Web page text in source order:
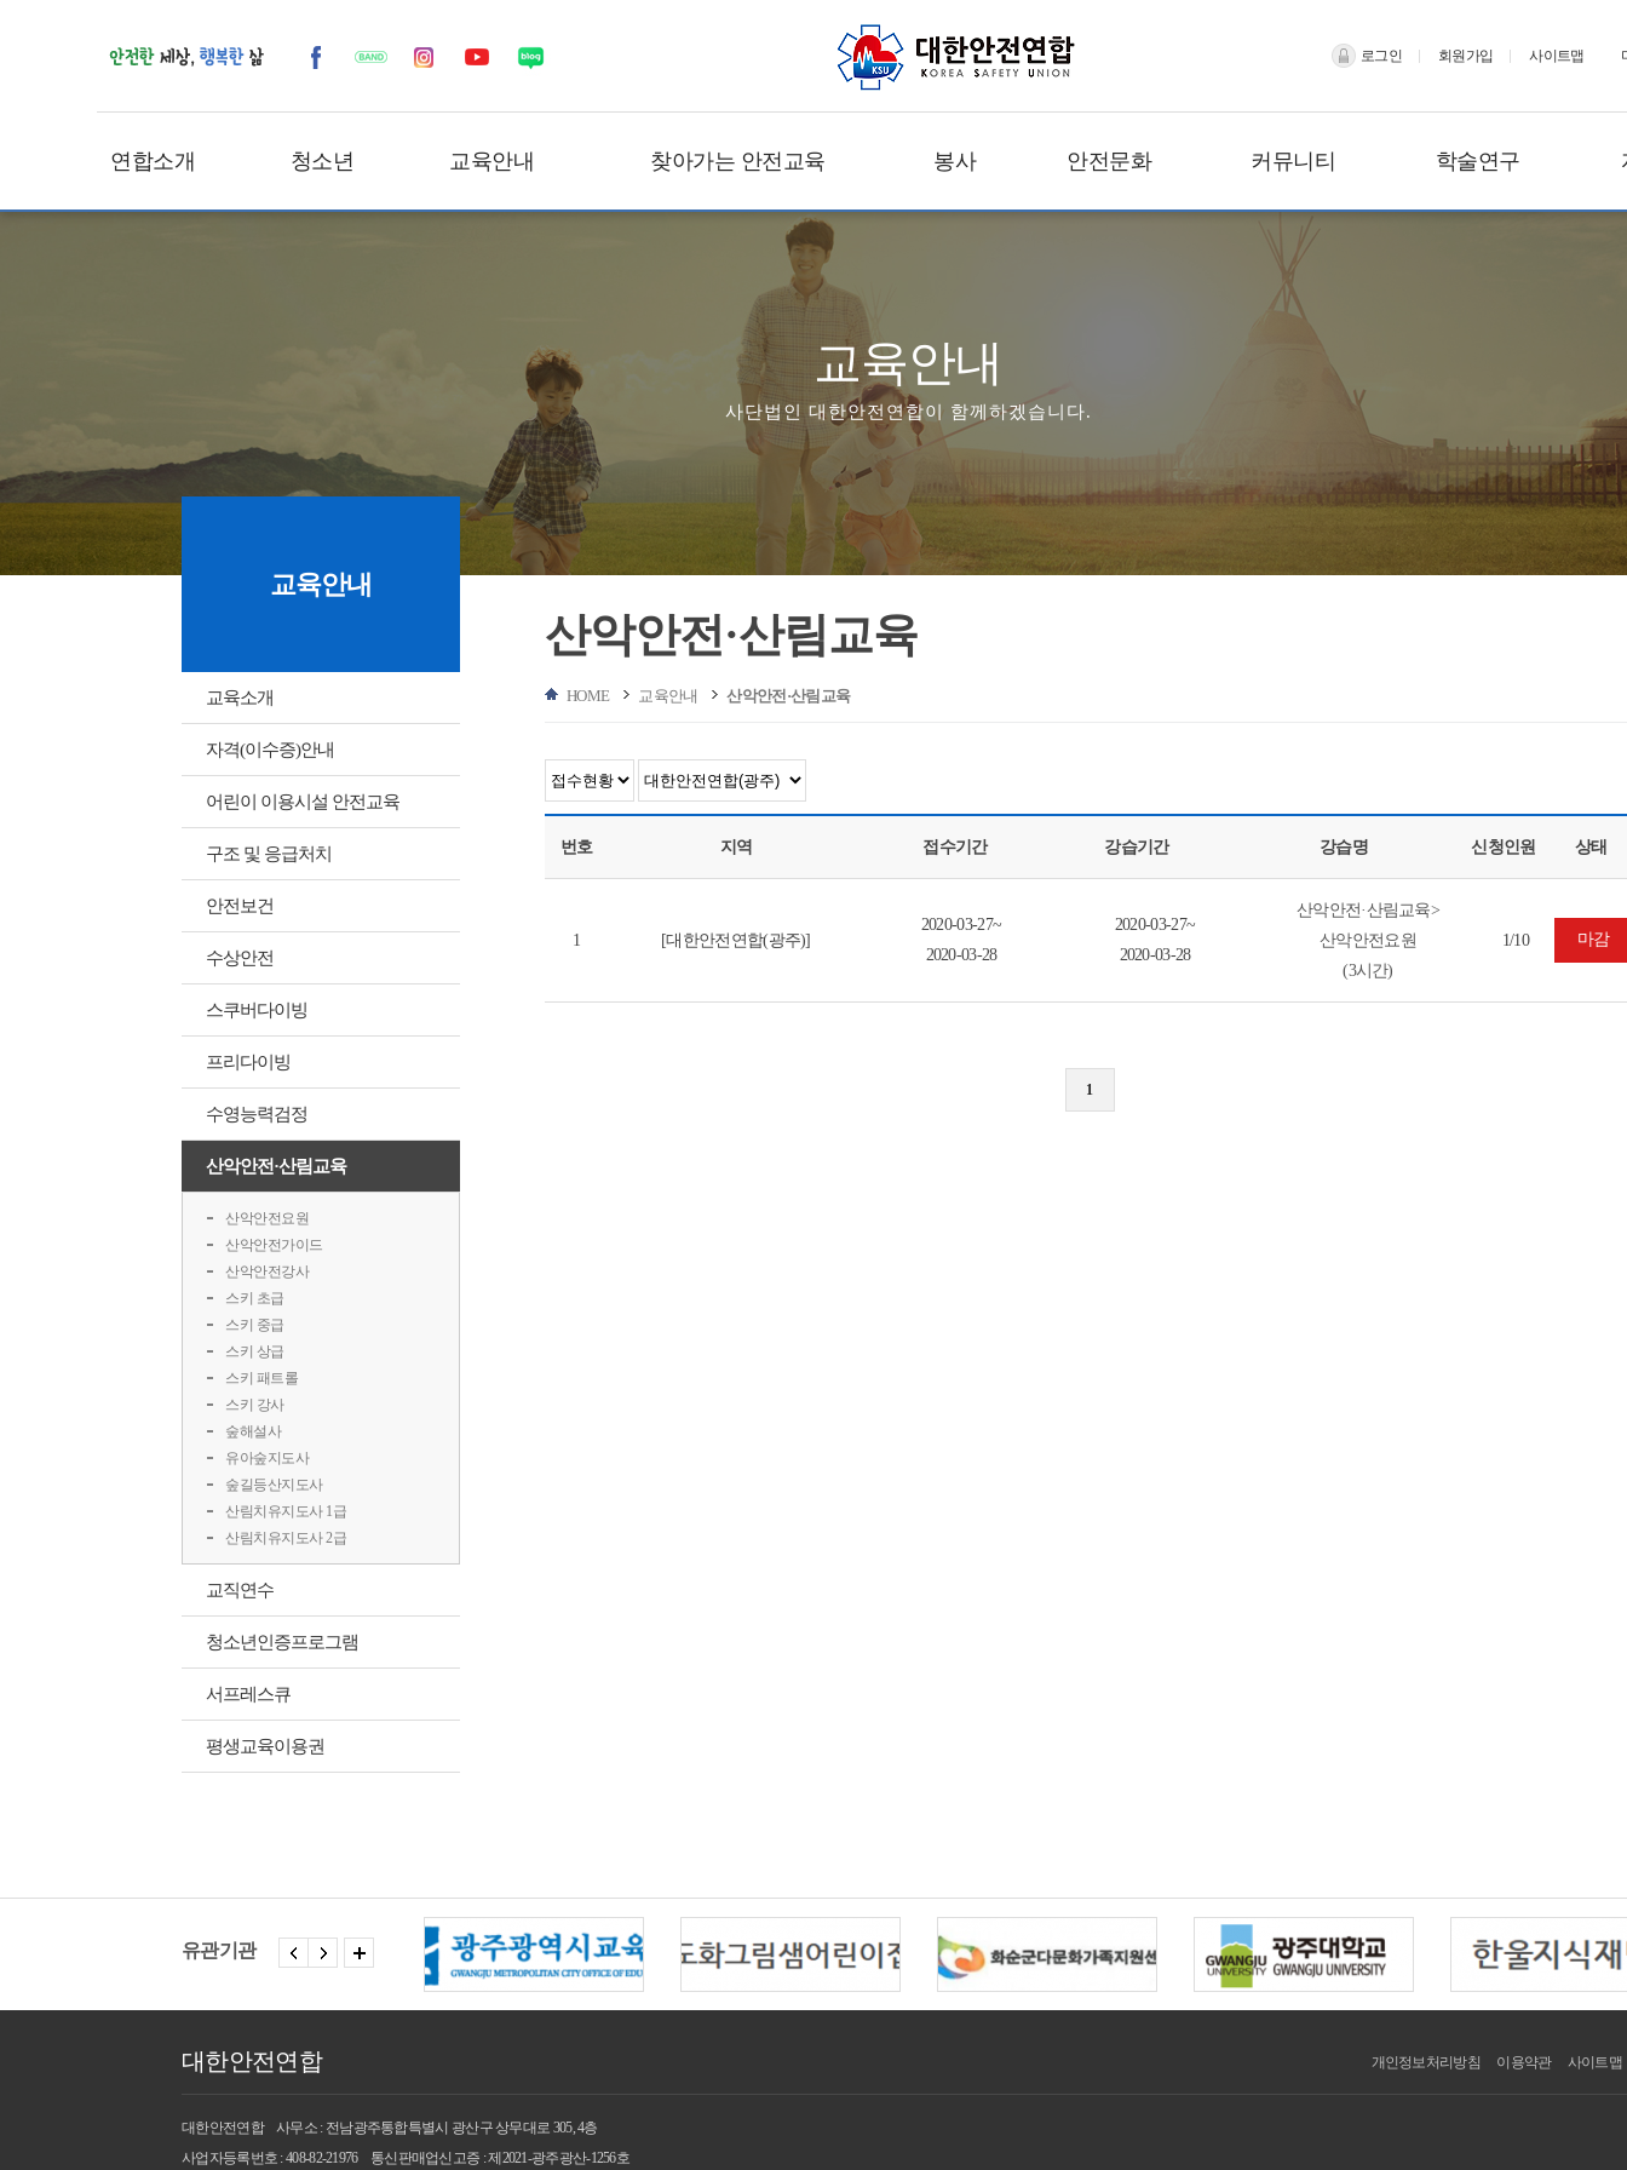
로그인 회원가입 사이트맵
연합소개 청소년 교육안내 찾아가는 안전교육 봉사 안전문화 커뮤니티 학술연구
교육안내
사단법인 대한안전연합이 함께하겠습니다.
교육안내
교육소개
자격(이수증)안내
어린이 이용시설 안전교육
구조 및 응급처치
안전보건
수상안전
스쿠버다이빙
프리다이빙
수영능력검정
산악안전·산림교육
산악안전요원
산악안전가이드
산악안전강사
스키 초급
스키 중급
스키 상급
스키 패트롤
스키 강사
숲해설사
유아숲지도사
숲길등산지도사
산림치유지도사 1급
산림치유지도사 2급
교직연수
청소년인증프로그램
서프레스큐
평생교육이용권
산악안전·산림교육
HOME 교육안내 산악안전·산림교육
번호 지역 접수기간 강습기간 강습명 신청인원 상태
1 [대한안전연합(광주)]
2020-03-27~
2020-03-28
2020-03-27~
2020-03-28
산악안전·산림교육>
산악안전요원
(3시간)
1/10 마감
1
유관기관
대한안전연합 개인정보처리방침 이용약관 사이트맵
대한안전연합
사무소 : 전남광주통합특별시 광산구 상무대로 305, 4층
사업자등록번호 : 408-82-21976
통신판매업신고증 : 제2021-광주광산-1256호